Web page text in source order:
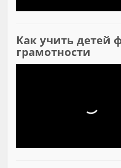
Как учить детей
грамотности